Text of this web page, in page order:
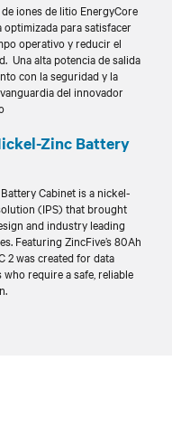
iones de litio EnergyCore
para satisfacer
operativo y reducir el
Una alta potencia de salida
con la seguridad y la
del innovador
Zinc Battery
Cabinet is a nickel-
(IPS) that brought
and industry leading
Featuring ZincFive’s 80Ah
2 was created for data
require a safe, reliable